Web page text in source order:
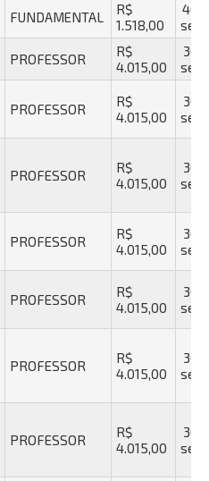
FUNDAMENTAL
R$
1.518,00
40
PROFESSOR
R$
4.015,00
30
PROFESSOR
R$
4.015,00
30
PROFESSOR
R$
4.015,00
30
PROFESSOR
R$
4.015,00
30
PROFESSOR
R$
4.015,00
30
PROFESSOR
R$
4.015,00
30
PROFESSOR
R$
4.015,00
30